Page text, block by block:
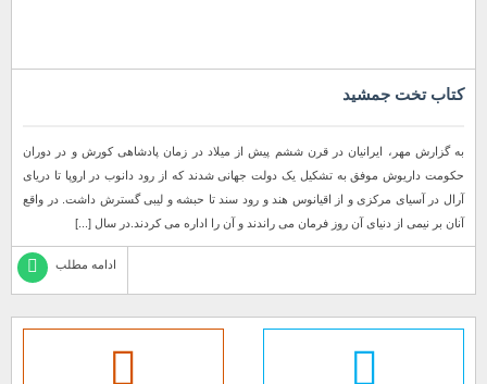
کتاب تخت جمشید
به گزارش مهر، ایرانیان در قرن ششم پیش از میلاد در زمان پادشاهی کورش و در دوران
حکومت داریوش موفق به تشکیل یک دولت جهانی شدند که از رود دانوب در اروپا تا دریای
آرال در آسیای مرکزی و از اقیانوس هند و رود سند تا حبشه و لیبی گسترش داشت. در واقع
آنان بر نیمی از دنیای آن روز فرمان می راندند و آن را اداره می کردند.در سال [...]
ادامه مطلب